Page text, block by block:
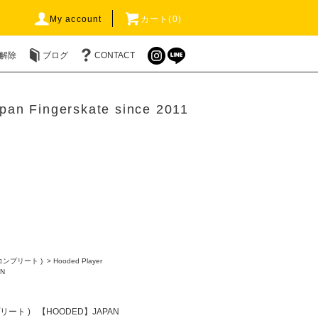
My account カート(0)
除 ブログ CONTACT
Fingerskate since 2011
ンプリート ) > Hooded Player
ート ) 【HOODED】JAPAN